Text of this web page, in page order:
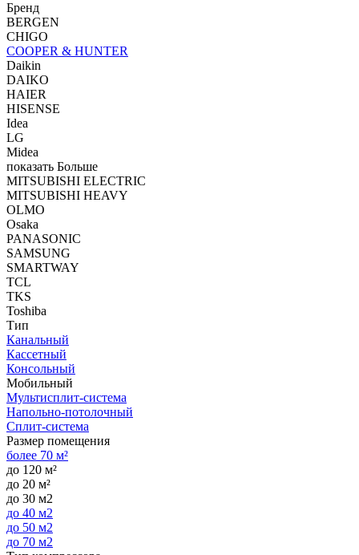
Бренд
BERGEN
CHIGO
COOPER & HUNTER
Daikin
DAIKO
HAIER
HISENSE
Idea
LG
Midea
показать Больше
MITSUBISHI ELECTRIC
MITSUBISHI HEAVY
OLMO
Osaka
PANASONIC
SAMSUNG
SMARTWAY
TCL
TKS
Toshiba
Тип
Канальный
Кассетный
Консольный
Мобильный
Мультисплит-система
Напольно-потолочный
Сплит-система
Размер помещения
более 70 м²
до 120 м²
до 20 м²
до 30 м2
до 40 м2
до 50 м2
до 70 м2